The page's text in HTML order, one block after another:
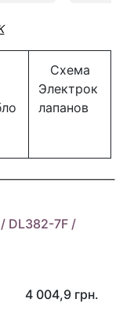
Схема
Электрок
лапанов
DL382-7F /
4 004,9 грн.